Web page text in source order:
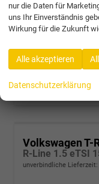
Benzin
Leistung
110 kW (150 PS)
36.785,– €
incl. 19% MwSt.
Verbrauch
CO2-Klasse:D
Volkswagen T-
unverbindliche Lieferzeit:
nur die Daten für
uns Ihr Einverständnis
Wirkung für die Zukunft
Alle akzeptieren
Datenschutzerklärung